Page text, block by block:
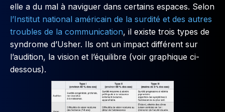
elle a du mal à naviguer dans certains espaces. Selon
l’Institut national américain de la surdité et des autres
troubles de la communication, il existe trois types de
syndrome d’Usher. Ils ont un impact différent sur
l’audition, la vision et l’équilibre (voir graphique ci-
dessous).